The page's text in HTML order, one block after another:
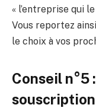
« l’entreprise qui
Vous reportez
le choix à vos
Conseil n°5
souscription